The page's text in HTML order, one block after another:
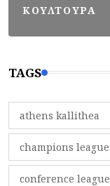
ΚΟΥΛΤΟΥΡΑ
TAGS
athens kallithea
champions league
conference league